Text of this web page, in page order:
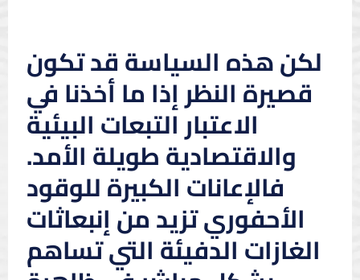
لكن هذه السياسة قد تكون
قصيرة النظر إذا ما أخذنا في
الاعتبار التبعات البيئية
والاقتصادية طويلة الأمد.
فالإعانات الكبيرة للوقود
الأحفوري تزيد من إنبعاثات
الغازات الدفيئة التي تساهم